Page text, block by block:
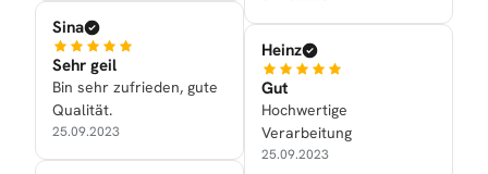
Sina
Sehr geil
Bin sehr zufrieden, gute
Qualität.
25.09.2023
Heinz
Gut
Hochwertige
Verarbeitung
25.09.2023